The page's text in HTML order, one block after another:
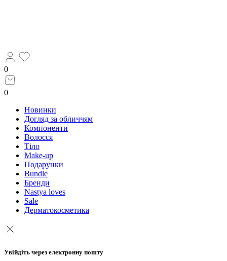
0
0
Новинки
Догляд за обличчям
Компоненти
Волосся
Тіло
Make-up
Подарунки
Bundle
Бренди
Nastya loves
Sale
Дерматокосметика
Увійдіть через електронну пошту